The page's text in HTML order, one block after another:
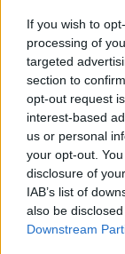
If you wish to
processing of
targeted
section to
opt-out request
interest-based
us or personal
your opt-out.
disclosure of
IAB’s list of
also be
Downstream
«Δεν
Τσιμτσιλή:
κόμματος
γίνεται
από αυτό.
είμαι ένας